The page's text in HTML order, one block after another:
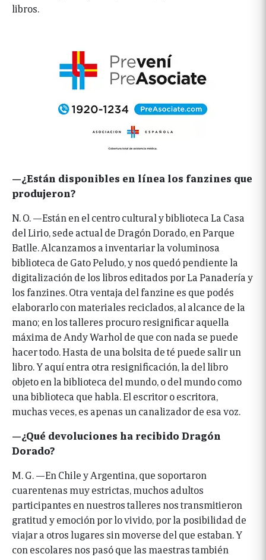
libros.
—¿Están disponibles en línea los fanzines que
produjeron?
N. O. —Están en el centro cultural y biblioteca La Casa
del Lirio, sede actual de Dragón Dorado, en Parque
Batlle. Alcanzamos a inventariar la voluminosa
biblioteca de Gato Peludo, y nos quedó pendiente la
digitalización de los libros editados por La Panadería y
los fanzines. Otra ventaja del fanzine es que podés
elaborarlo con materiales reciclados, al alcance de la
mano; en los talleres procuro resignificar aquella
máxima de Andy Warhol de que con nada se puede
hacer todo. Hasta de una bolsita de té puede salir un
libro. Y aquí entra otra resignificación, la del libro
objeto en la biblioteca del mundo, o del mundo como
una biblioteca que habla. El escritor o escritora,
muchas veces, es apenas un canalizador de esa voz.
—¿Qué devoluciones ha recibido Dragón
Dorado?
M. G. —En Chile y Argentina, que soportaron
cuarentenas muy estrictas, muchos adultos
participantes en nuestros talleres nos transmitieron
gratitud y emoción por lo vivido, por la posibilidad de
viajar a otros lugares sin moverse del que estaban. Y
con escolares nos pasó que las maestras también